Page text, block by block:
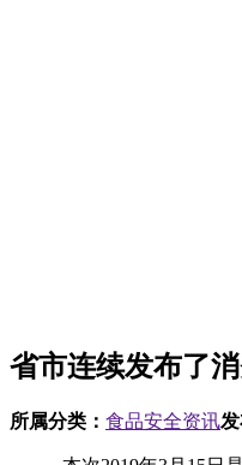
省市连续发布了
所属分类： 食品安全资讯发